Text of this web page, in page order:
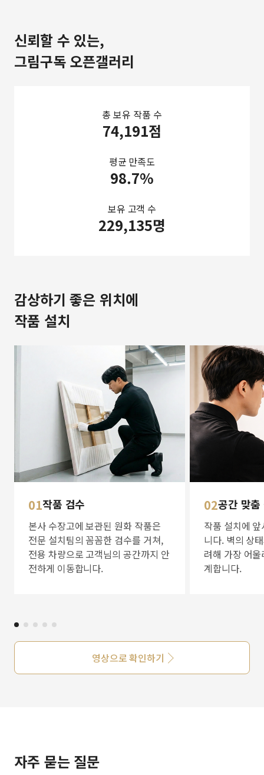
신뢰할 수 있는,
그림구독 오픈갤러리
총 보유 작품 수
74,191점
평균 만족도
98.7%
보유 고객 수
229,135명
감상하기 좋은 위치에
작품 설치
01작품 검수
본사 수장고에 보관된 원화 작품은
전문 설치팀의 꼼꼼한 검수를 거쳐,
전용 차량으로 고객님의 공간까지 안
전하게 이동합니다.
02공간 맞
작품 설치에
니다. 벽의 상
려해 가장 어
계합니다.
영상으로 확인하기
자주 묻는 질문